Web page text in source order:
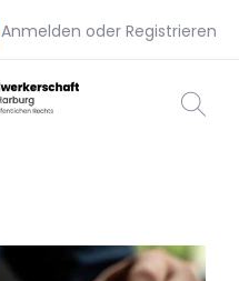
Anmelden oder Registrieren